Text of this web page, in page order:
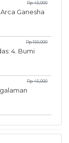
Rp 45,000
Ganesha
Rp 150,000
4. Bumi
Rp 45,000